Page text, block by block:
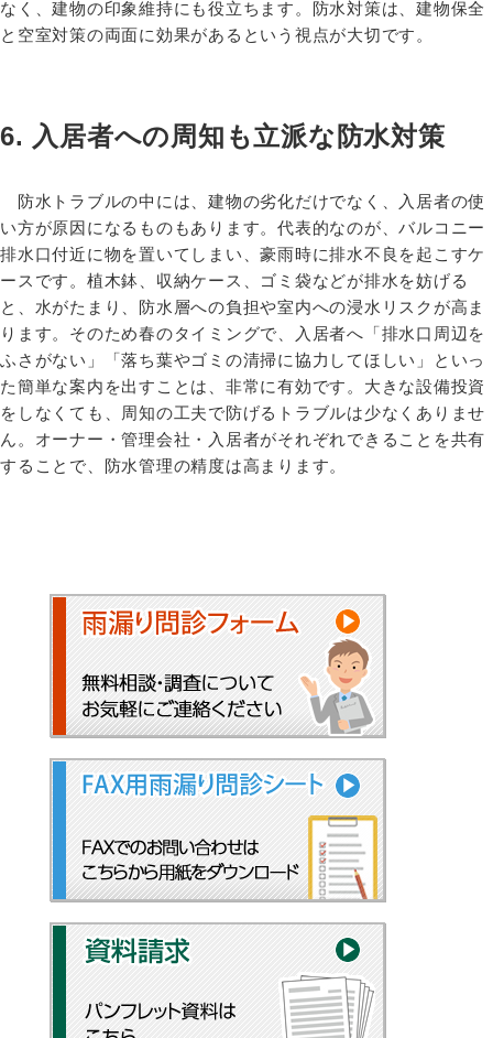
なく、建物の印象維持にも役立ちます。防水対策は、建物保全
と空室対策の両面に効果があるという視点が大切です。
6. 入居者への周知も立派な防水対策
防水トラブルの中には、建物の劣化だけでなく、入居者の使
い方が原因になるものもあります。代表的なのが、バルコニー
排水口付近に物を置いてしまい、豪雨時に排水不良を起こすケ
ースです。植木鉢、収納ケース、ゴミ袋などが排水を妨げる
と、水がたまり、防水層への負担や室内への浸水リスクが高ま
ります。そのため春のタイミングで、入居者へ「排水口周辺を
ふさがない」「落ち葉やゴミの清掃に協力してほしい」といっ
た簡単な案内を出すことは、非常に有効です。大きな設備投資
をしなくても、周知の工夫で防げるトラブルは少なくありませ
ん。オーナー・管理会社・入居者がそれぞれできることを共有
することで、防水管理の精度は高まります。